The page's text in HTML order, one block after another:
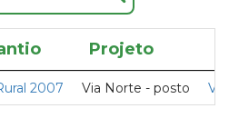
Projeto
2007 Via Norte - posto